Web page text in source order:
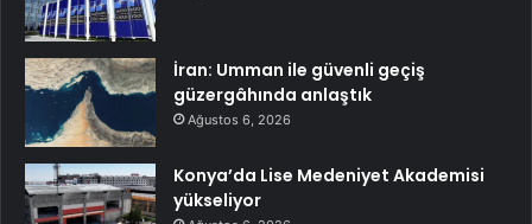
İran: Umman ile güvenli geçiş
güzergâhında anlaştık
Ağustos 6, 2026
Konya’da Lise Medeniyet Akademisi
yükseliyor